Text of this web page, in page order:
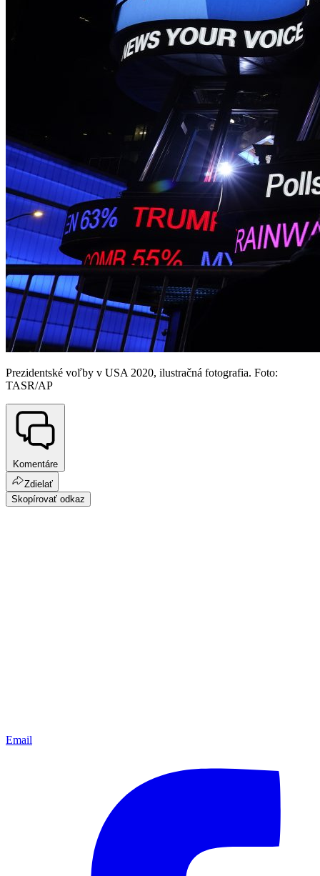
Prezidentské voľby v USA 2020, ilustračná fotografia. Foto:
TASR/AP
Komentáre
Zdielať
Skopírovať odkaz
Email